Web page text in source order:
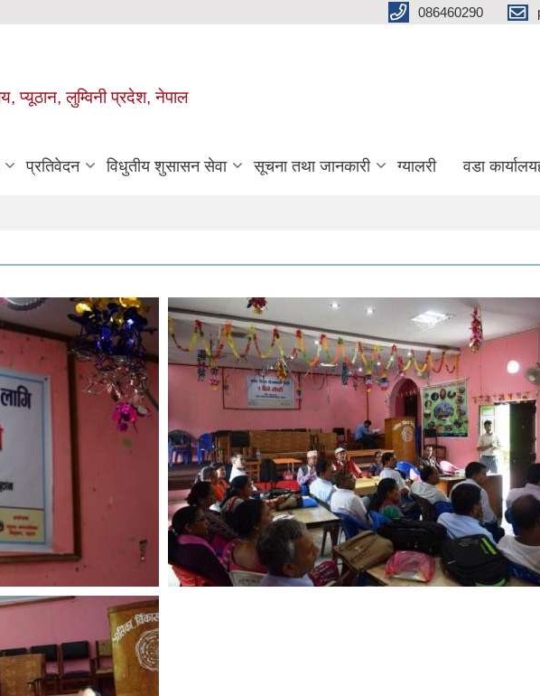
086460290
प्यूठान, लुम्विनी प्रदेश, नेपाल
प्रतिवेदन विधुतीय शुसासन सेवा सूचना तथा जानकारी ग्यालरी वडा